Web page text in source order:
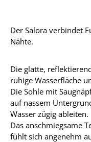
Der Salora verbindet
Nähte.
Die glatte,
ruhige Wasserfläche
Die Sohle mit
auf nassem
Wasser zügig ableiten.
Das anschmiegsame
fühlt sich angenehm